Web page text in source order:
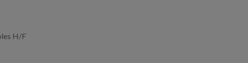
H/F